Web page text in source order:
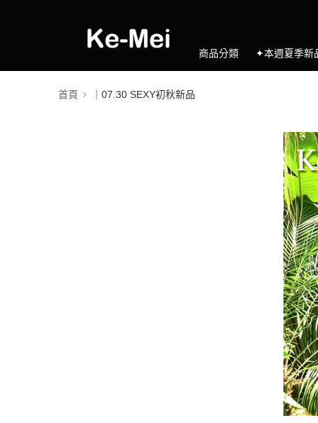
商品分類 ✦本週夏季新
首頁 ｜07.30 SEXY初秋新品